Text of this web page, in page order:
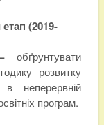
(2019-
обґрунтувати
розвитку
в неперервній
програм.